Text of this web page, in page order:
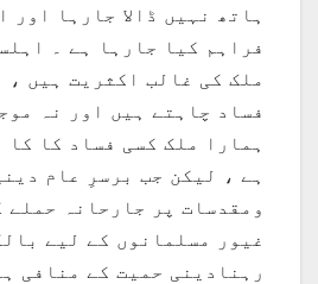
ہاتھ نہیں ڈالا جارہا اور
فراہم کیا جارہا ہے ۔
ملک کی غالب اکثریت ہیں ،
فساد چاہتے ہیں اور نہ
ہمارا ملک کسی فساد کا کا
ہے ، لیکن جب برسرِ عام
ومقدسات پر جارحانہ حملے
غیور مسلمانوں کے لیے
رہنادینی حمیت کے منافی